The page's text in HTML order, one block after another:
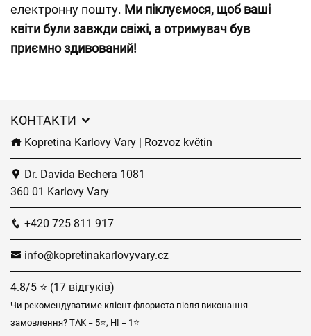
електронну пошту. Ми піклуємося, щоб ваші
квіти були завжди свіжі, а отримувач був
приємно здивований!
КОНТАКТИ
Kopretina Karlovy Vary | Rozvoz květin
Dr. Davida Bechera 1081
360 01 Karlovy Vary
+420 725 811 917
info@kopretinakarlovyvary.cz
4.8/5 ⭐ (17 відгуків)
Чи рекомендуватиме клієнт флориста після виконання
замовлення? ТАК = 5⭐, НІ = 1⭐